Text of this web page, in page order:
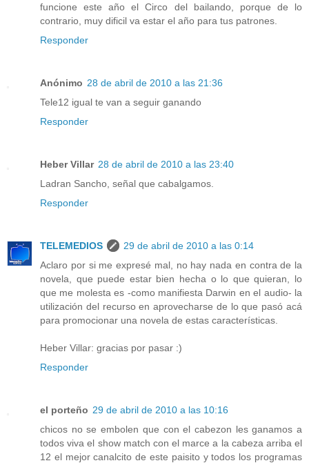
funcione este año el Circo del bailando, porque de lo
contrario, muy dificil va estar el año para tus patrones.
Responder
Anónimo 28 de abril de 2010 a las 21:36
Tele12 igual te van a seguir ganando
Responder
Heber Villar 28 de abril de 2010 a las 23:40
Ladran Sancho, señal que cabalgamos.
Responder
TELEMEDIOS
29 de abril de 2010 a las 0:14
Aclaro por si me expresé mal, no hay nada en contra de la
novela, que puede estar bien hecha o lo que quieran, lo
que me molesta es -como manifiesta Darwin en el audio- la
utilización del recurso en aprovecharse de lo que pasó acá
para promocionar una novela de estas características.
Heber Villar: gracias por pasar :)
Responder
el porteño 29 de abril de 2010 a las 10:16
chicos no se embolen que con el cabezon les ganamos a
todos viva el show match con el marce a la cabeza arriba el
12 el mejor canalcito de este paisito y todos los programas